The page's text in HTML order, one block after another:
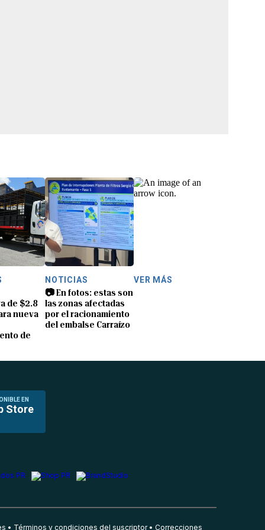
de $2.8
nueva
de
NOTICIAS
📷 En fotos: estas son
las zonas afectadas
por el racionamiento
del embalse Carraízo
VER MÁS
EN
Store
Términos y condiciones del suscriptor Correcciones